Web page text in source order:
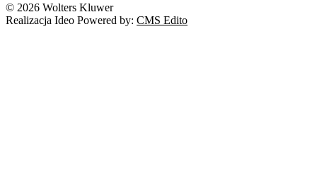
© 2026 Wolters Kluwer
Realizacja Ideo Powered by: CMS Edito